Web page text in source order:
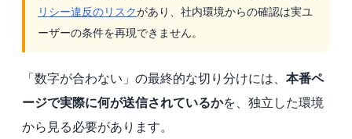
リシー違反のリスクがあり、社内環境からの確認は実ユ
ーザーの条件を再現できません。
「数字が合わない」の最終的な切り分けには、 本番ペ
ージで実際に何が送信されているかを、独立した環境
から見る必要があります。